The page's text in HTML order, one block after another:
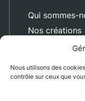
Nous utilisons des
contrôle sur ceux que
Qui sommes-
Nos créations
Nous rejoindre